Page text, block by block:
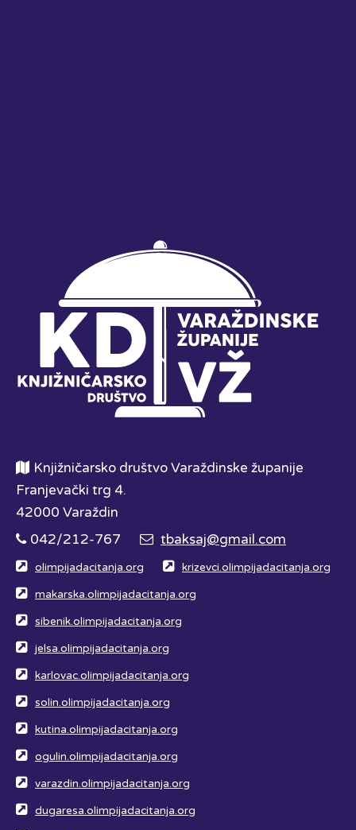
Knjižničarsko društvo Varaždinske županije
Franjevački trg 4.
42000 Varaždin
042/212-767
tbaksaj@gmail.com
olimpijadacitanja.org krizevci.olimpijadacitanja.org
makarska.olimpijadacitanja.org
sibenik.olimpijadacitanja.org
jelsa.olimpijadacitanja.org
karlovac.olimpijadacitanja.org
solin.olimpijadacitanja.org
kutina.olimpijadacitanja.org
ogulin.olimpijadacitanja.org
varazdin.olimpijadacitanja.org
dugaresa.olimpijadacitanja.org